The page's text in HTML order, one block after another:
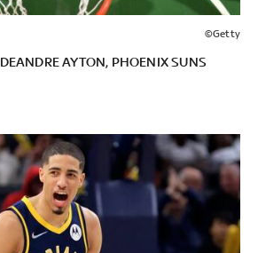
©Getty
DEANDRE AYTON, PHOENIX SUNS